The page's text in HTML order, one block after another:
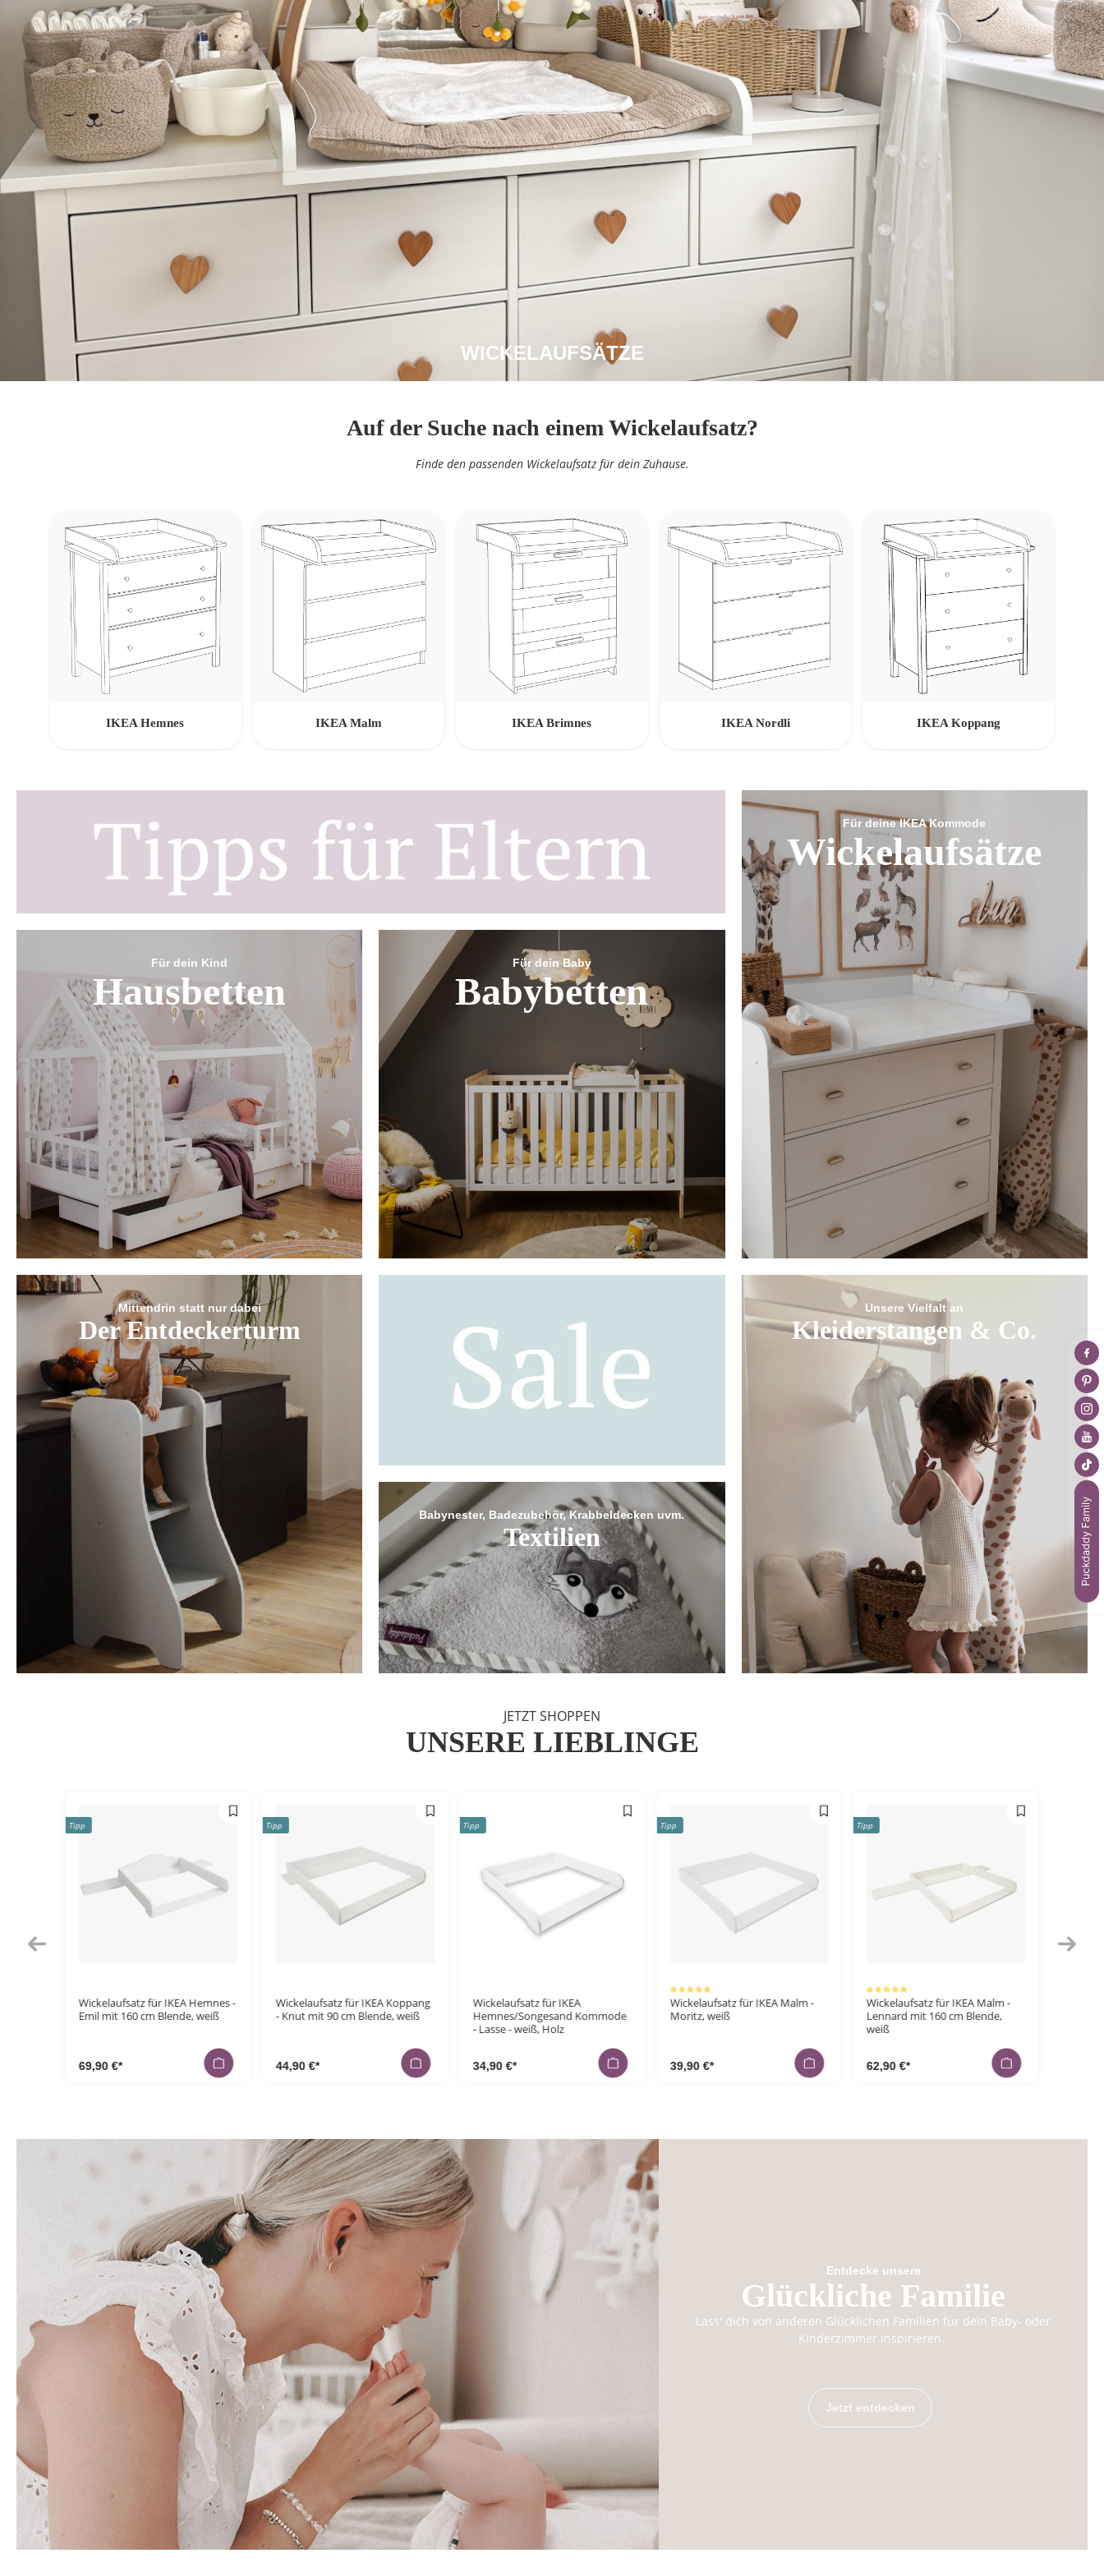
Bestellungen
WICKELAUFSÄTZE
Auf der Suche nach einem Wickelaufsatz?
Finde den passenden Wickelaufsatz für dein Zuhause.
IKEA Hemnes IKEA Malm IKEA Brimnes IKEA Nordli IKEA Koppang
Für deine IKEA Kommode
Wickelaufsätze
Für dein Kind
Hausbetten
Für dein Baby
Babybetten
Mittendrin statt nur dabei
Der Entdeckerturm
Unsere Vielfalt an
Kleiderstangen & Co.
Babynester, Badezubehör, Krabbeldecken uvm.
Textilien
JETZT SHOPPEN
UNSERE LIEBLINGE
Tipp
Wickelaufsatz für IKEA Koppang
- Knut mit 90 cm Blende, weiß
44,90 €*
Tipp
Wickelaufsatz für IKEA
Hemnes/Songesand Kommode
34,90 €*
Tipp
Durchschnittliche Bewertung von 5 von 5 Sternen
Wickelaufsatz für IKEA Malm -
Moritz, weiß
39,90 €*
Tipp
Durchschnittliche Bewertung von 5 von 5 Sternen
Wickelaufsatz für IKEA Malm -
Lennard mit 160 cm Blende,
62,90 €*
Wickelaufsatz für IKEA Hemnes -
Levi mit 160 cm Blende, weiß
62,90 €*
Entdecke unsere
Glückliche Familie
Lass' dich von anderen Glücklichen Familien für dein Baby- oder
Kinderzimmer inspirieren.
Jetzt entdecken